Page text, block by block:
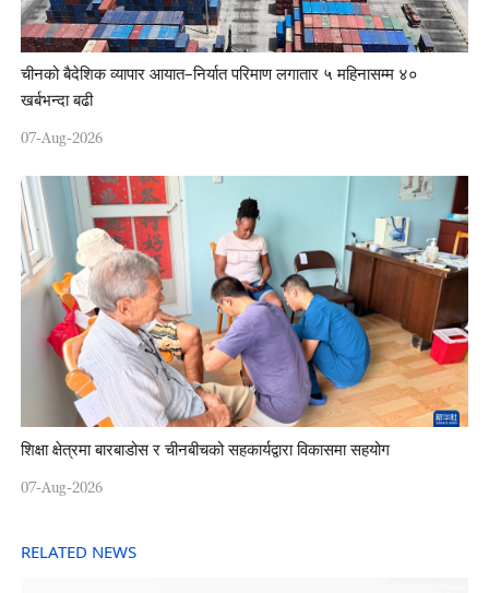
चीनको बैदेशिक व्यापार आयात–निर्यात परिमाण लगातार ५ महिनासम्म ४०
खर्बभन्दा बढी
07-Aug-2026
शिक्षा क्षेत्रमा बारबाडोस र चीनबीचको सहकार्यद्वारा विकासमा सहयोग
07-Aug-2026
RELATED NEWS